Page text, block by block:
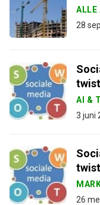
ALLE
28
AI &
3 juni
26